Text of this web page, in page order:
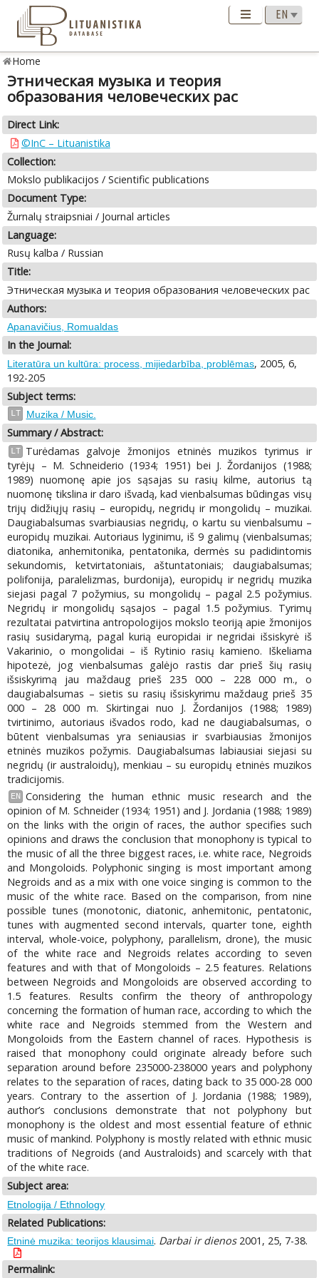
Home
Этническая музыка и теория
образования человeческих рас
Direct Link:
©InC – Lituanistika
Collection:
Mokslo publikacijos / Scientific publications
Document Type:
Žurnalų straipsniai / Journal articles
Language:
Rusų kalba / Russian
Title:
Этническая музыка и теория образования человeческих рас
Authors:
Apanavičius, Romualdas
In the Journal:
Literatūra un kultūra: process, mijiedarbība, problēmas, 2005, 6,
192-205
Subject terms:
LT Muzika / Music.
Summary / Abstract:
LT
Turėdamas galvoje žmonijos etninės muzikos tyrimus ir
tyrėjų – M. Schneiderio (1934; 1951) bei J. Žordanijos (1988;
1989) nuomonę apie jos sąsajas su rasių kilme, autorius tą
nuomonę tikslina ir daro išvadą, kad vienbalsumas būdingas visų
trijų didžiųjų rasių – europidų, negridų ir mongolidų – muzikai.
Daugiabalsumas svarbiausias negridų, o kartu su vienbalsumu –
europidų muzikai. Autoriaus lyginimu, iš 9 galimų (vienbalsumas;
diatonika, anhemitonika, pentatonika, dermės su padidintomis
sekundomis, ketvirtatoniais, aštuntatoniais; daugiabalsumas;
polifonija, paralelizmas, burdonija), europidų ir negridų muzika
siejasi pagal 7 požymius, su mongolidų – pagal 2.5 požymius.
Negridų ir mongolidų sąsajos – pagal 1.5 požymius. Tyrimų
rezultatai patvirtina antropologijos mokslo teoriją apie žmonijos
rasių susidarymą, pagal kurią europidai ir negridai išsiskyrė iš
Vakarinio, o mongolidai – iš Rytinio rasių kamieno. Iškeliama
hipotezė, jog vienbalsumas galėjo rastis dar prieš šių rasių
išsiskyrimą jau maždaug prieš 235 000 – 228 000 m., o
daugiabalsumas – sietis su rasių išsiskyrimu maždaug prieš 35
000 – 28 000 m. Skirtingai nuo J. Žordanijos (1988; 1989)
tvirtinimo, autoriaus išvados rodo, kad ne daugiabalsumas, o
būtent vienbalsumas yra seniausias ir svarbiausias žmonijos
etninės muzikos požymis. Daugiabalsumas labiausiai siejasi su
negridų (ir australoidų), menkiau – su europidų etninės muzikos
tradicijomis.
EN
Considering the human ethnic music research and the
opinion of M. Schneider (1934; 1951) and J. Jordania (1988; 1989)
on the links with the origin of races, the author specifies such
opinions and draws the conclusion that monophony is typical to
the music of all the three biggest races, i.e. white race, Negroids
and Mongoloids. Polyphonic singing is most important among
Negroids and as a mix with one voice singing is common to the
music of the white race. Based on the comparison, from nine
possible tunes (monotonic, diatonic, anhemitonic, pentatonic,
tunes with augmented second intervals, quarter tone, eighth
interval, whole-voice, polyphony, parallelism, drone), the music
of the white race and Negroids relates according to seven
features and with that of Mongoloids – 2.5 features. Relations
between Negroids and Mongoloids are observed according to
1.5 features. Results confirm the theory of anthropology
concerning the formation of human race, according to which the
white race and Negroids stemmed from the Western and
Mongoloids from the Eastern channel of races. Hypothesis is
raised that monophony could originate already before such
separation around before 235000-238000 years and polyphony
relates to the separation of races, dating back to 35 000-28 000
years. Contrary to the assertion of J. Jordania (1988; 1989),
author’s conclusions demonstrate that not polyphony but
monophony is the oldest and most essential feature of ethnic
music of mankind. Polyphony is mostly related with ethnic music
traditions of Negroids (and Australoids) and scarcely with that
of the white race.
Subject area:
Etnologija / Ethnology
Related Publications:
Etninė muzika: teorijos klausimai. Darbai ir dienos2001, 25, 7-38.
Permalink: